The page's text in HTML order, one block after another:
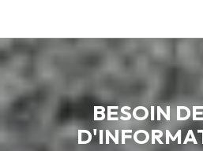
BESOIN